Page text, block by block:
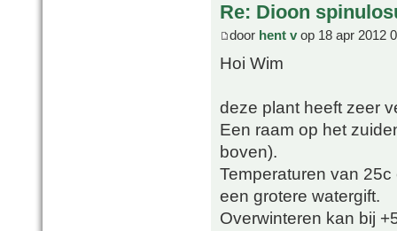
Re: Dioon
door hent v op 18 apr 2012
Hoi Wim
deze plant heeft zeer
Een raam op het
boven).
Temperaturen van
een grotere watergift.
Overwinteren kan bij